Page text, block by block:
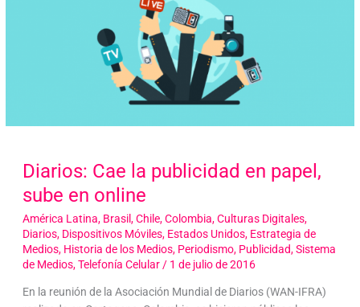
Diarios: Cae la publicidad en papel,
sube en online
América Latina, Brasil,Chile,Colombia,Culturas Digitales,
Diarios, Dispositivos Móviles, Estados Unidos, Estrategia de
Medios, Historia de los Medios, Periodismo, Publicidad,Sistema
de Medios,Telefonía Celular/ 1 de julio de 2016
En la reunión de la Asociación Mundial de Diarios (WAN-IFRA)